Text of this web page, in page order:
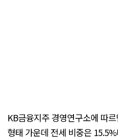
KB금융지주 경영연구소에 따
형태 가운데 전세 비중은